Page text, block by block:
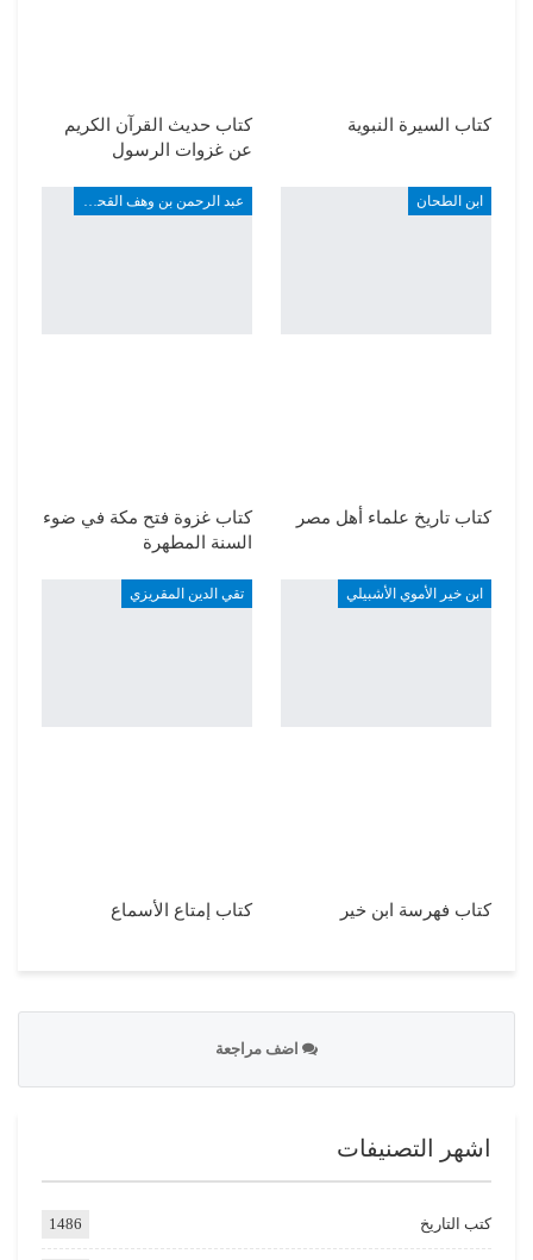
كتاب السيرة النبوية
كتاب حديث القرآن الكريم
عن غزوات الرسول
ابن الطحان
كتاب تاريخ علماء أهل مصر
عبد الرحمن بن وهف القحطاني
كتاب غزوة فتح مكة في ضوء
السنة المطهرة
ابن خير الأموي الأشبيلي
كتاب فهرسة ابن خير
تقي الدين المقريزي
كتاب إمتاع الأسماع
اضف مراجعة
اشهر التصنيفات
كتب التاريخ 1486